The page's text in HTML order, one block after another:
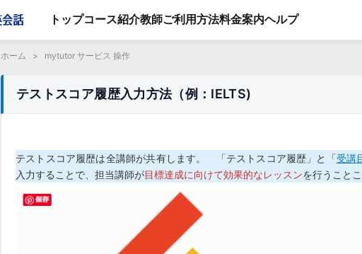
トップコース紹介教師ご利用方法料金案内ヘルプ
ホーム > mytutor サービス 操作
テストスコア履歴入力方法（例：IELTS)
テストスコア履歴は全講師が共有します。 「テストスコア履歴」と「受講
入力することで、担当講師が目標達成に向けて効果的なレッスンを行うこと